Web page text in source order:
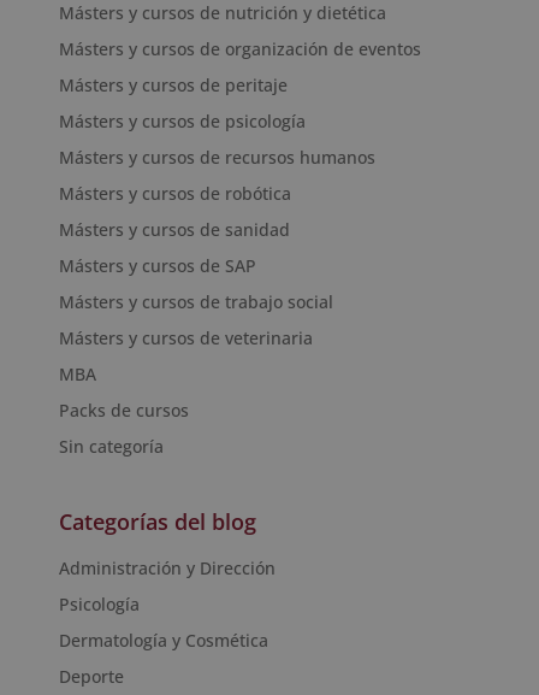
Másters y cursos de nutrición y dietética
Másters y cursos de organización de eventos
Másters y cursos de peritaje
Másters y cursos de psicología
Másters y cursos de recursos humanos
Másters y cursos de robótica
Másters y cursos de sanidad
Másters y cursos de SAP
Másters y cursos de trabajo social
Másters y cursos de veterinaria
MBA
Packs de cursos
Sin categoría
Categorías del blog
Administración y Dirección
Psicología
Dermatología y Cosmética
Deporte